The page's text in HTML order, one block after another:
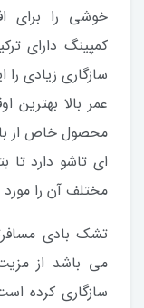
خوشی را برای
کمپینگ دارای
سازگاری زیادی
عمر بالا بهترین
محصول خاص از
ای تاشو دارد تا
مختلف آن را مورد
تشک بادی
می باشد از
سازگاری کرده